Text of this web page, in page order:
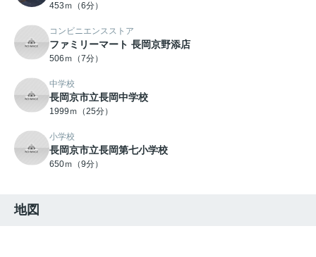
453ｍ（6分）
コンビニエンスストア
ファミリーマート 長岡京野添店
506ｍ（7分）
中学校
長岡京市立長岡中学校
1999ｍ（25分）
小学校
長岡京市立長岡第七小学校
650ｍ（9分）
地図